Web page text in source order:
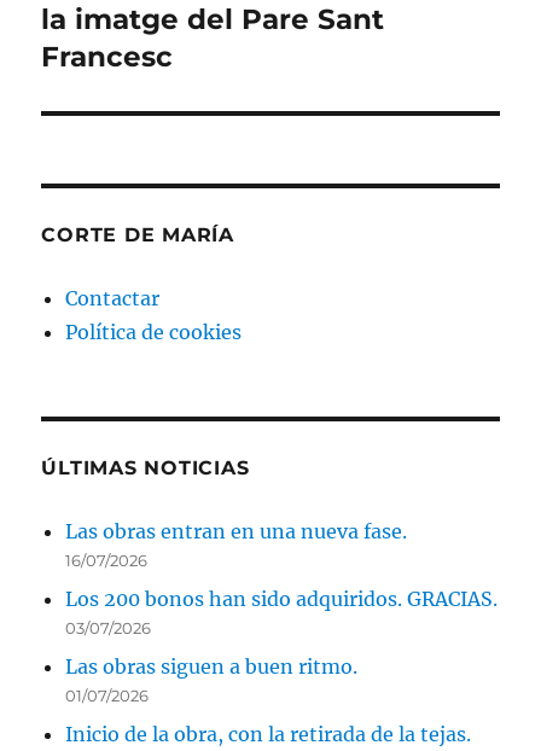
la imatge del Pare Sant
Francesc
CORTE DE MARÍA
Contactar
Política de cookies
ÚLTIMAS NOTICIAS
Las obras entran en una nueva fase.
16/07/2026
Los 200 bonos han sido adquiridos. GRACIAS.
03/07/2026
Las obras siguen a buen ritmo.
01/07/2026
Inicio de la obra, con la retirada de la tejas.